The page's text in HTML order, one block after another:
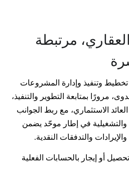
العقاري، مرتبطة
وتنفيذ وإدارة المشروعات
مرورًا بمتابعة التطوير والتنفيذ،
الاستثماري، مع ربط الجوانب
والتشغيلية في إطار موحّد يضمن
والتدفقات النقدية.
أو إيجار بالحسابات الفعلية